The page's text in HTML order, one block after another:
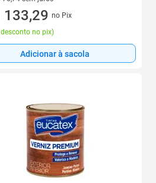
R$ 75,74 sem juros
133,29 no Pix
desconto no pix)
Adicionar à sacola